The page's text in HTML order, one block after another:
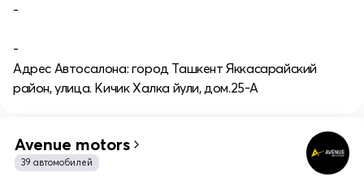
-
-
Адрес Автосалона: город Ташкент Яккасарайский
район, улица. Кичик Халка йули, дом.25-А
Avenue motors
39 автомобилей